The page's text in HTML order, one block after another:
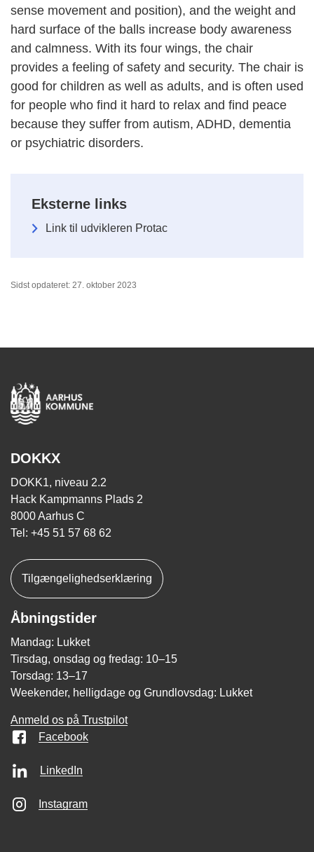
sense movement and position), and the weight and
hard surface of the balls increase body awareness
and calmness. With its four wings, the chair
provides a feeling of safety and security. The chair is
good for children as well as adults, and is often used
for people who find it hard to relax and find peace
because they suffer from autism, ADHD, dementia
or psychiatric disorders.
Eksterne links
Link til udvikleren Protac
Sidst opdateret: 27. oktober 2023
DOKKX
DOKK1, niveau 2.2
Hack Kampmanns Plads 2
8000 Aarhus C
Tel: +45 51 57 68 62
Tilgængelighedserklæring
Åbningstider
Mandag: Lukket
Tirsdag, onsdag og fredag: 10–15
Torsdag: 13–17
Weekender, helligdage og Grundlovsdag: Lukket
Anmeld os på Trustpilot
Facebook
LinkedIn
Instagram